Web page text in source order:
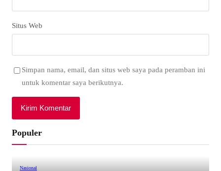
Situs Web
Simpan nama, email, dan situs web saya pada peramban ini
untuk komentar saya berikutnya.
Populer
Nasional